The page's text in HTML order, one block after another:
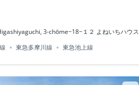
3-chōme−18−１２ よねいちハウス
東急多摩川線 東急池上線